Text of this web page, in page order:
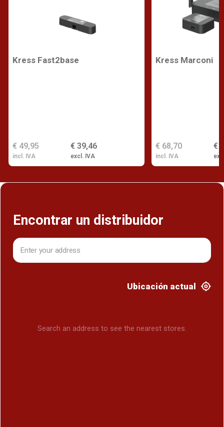
Kress Fast2base
€ 39,46
excl. IVA
€ 49,95
incl. IVA
Kress Marconi
€
€ 68,70
incl. IVA
Encontrar un distribuidor
Ubicación actual
Search an address to see the nearest stores.